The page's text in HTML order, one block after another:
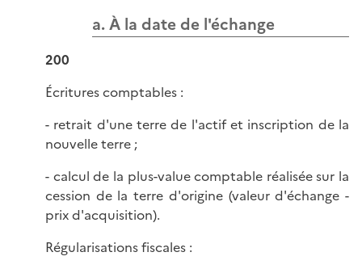
a. À la date de l'échange
200
Écritures comptables :
- retrait d'une terre de l'actif et inscription de la
nouvelle terre ;
- calcul de la plus-value comptable réalisée sur la
cession de la terre d'origine (valeur d'échange -
prix d'acquisition).
Régularisations fiscales :